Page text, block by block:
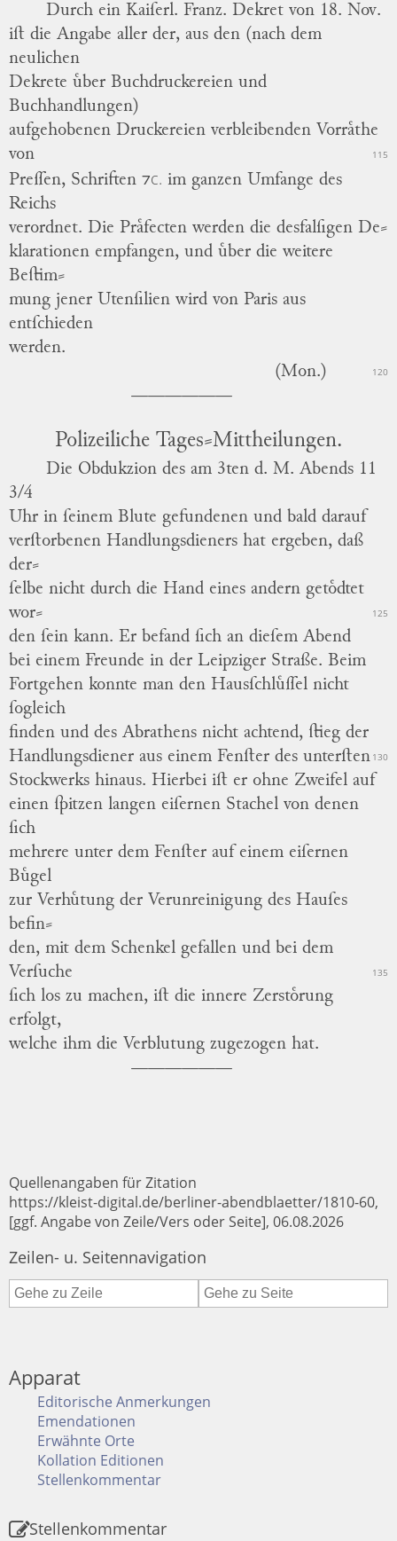
Durch ein Kaiſerl. Franz. Dekret von 18. Nov.
iſt die Angabe aller der, aus den (nach dem
neulichen
Dekrete uͤber Buchdruckereien und
Buchhandlungen)
aufgehobenen Druckereien verbleibenden Vorraͤthe
von
115
Preſſen, Schriften ⁊c. im ganzen Umfange des
Reichs
verordnet. Die Praͤfecten werden die desfalſigen De⸗
klarationen empfangen, und uͤber die weitere
Beſtim⸗
mung jener Utenſilien wird von Paris aus
entſchieden
werden.
(Mon.)
120
Polizeiliche Tages⸗Mittheilungen.
Die Obdukzion des am 3ten d. M. Abends 11
3/4
Uhr in ſeinem Blute gefundenen und bald darauf
verſtorbenen Handlungsdieners hat ergeben, daß
der⸗
ſelbe nicht durch die Hand eines andern getoͤdtet
wor⸗ 125
den ſein kann. Er befand ſich an dieſem Abend
bei einem Freunde in der Leipziger Straße. Beim
Fortgehen konnte man den Hausſchluͤſſel nicht
ſogleich
finden und des Abrathens nicht achtend, ſtieg der
Handlungsdiener aus einem Fenſter des unterſten 130
Stockwerks hinaus. Hierbei iſt er ohne Zweifel auf
einen ſpitzen langen eiſernen Stachel von denen
ſich
mehrere unter dem Fenſter auf einem eiſernen
Buͤgel
zur Verhuͤtung der Verunreinigung des Hauſes
befin⸗
den, mit dem Schenkel gefallen und bei dem
Verſuche
135
ſich los zu machen, iſt die innere Zerstoͤrung
erfolgt,
welche ihm die Verblutung zugezogen hat.
Quellenangaben für Zitation
https://kleist-digital.de/berliner-abendblaetter/1810-60,
[ggf. Angabe von Zeile/Vers oder Seite], 06.08.2026
Zeilen- u. Seitennavigation
Apparat
Editorische Anmerkungen
Emendationen
Erwähnte Orte
Kollation Editionen
Stellenkommentar
Stellenkommentar